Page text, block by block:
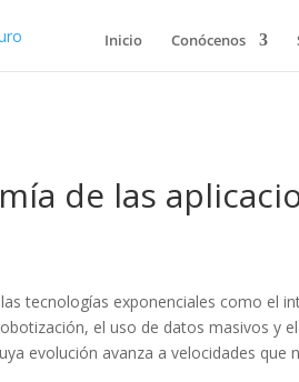
Inicio Conócenos
de las
tecnologías exponenciales como el
el uso de datos masivos y
evolución avanza a velocidades que